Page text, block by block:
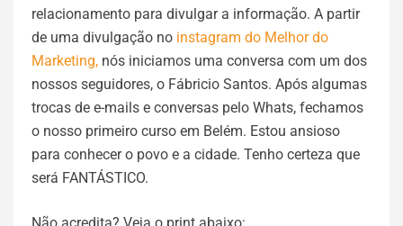
relacionamento para divulgar a informação. A partir
de uma divulgação no instagram do Melhor do
Marketing, nós iniciamos uma conversa com um dos
nossos seguidores, o Fábricio Santos. Após algumas
trocas de e-mails e conversas pelo Whats, fechamos
o nosso primeiro curso em Belém. Estou ansioso
para conhecer o povo e a cidade. Tenho certeza que
será FANTÁSTICO.